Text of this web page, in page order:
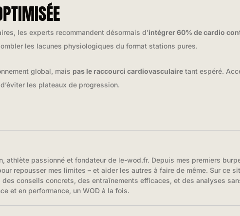
les experts recommandent désormais d’intégrer 60% de cardio
les lacunes physiologiques du format stations pures.
global, mais pas le raccourci cardiovasculaire tant espéré.
les plateaux de progression.
athlète passionné et fondateur de le-wod.fr. Depuis mes premiers
repousser mes limites – et aider les autres à faire de même. Sur ce
des conseils concrets, des entraînements efficaces, et des analyses
et en performance, un WOD à la fois.